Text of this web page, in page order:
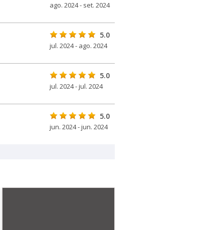
ago. 2024 - set. 2024
5.0
jul. 2024 - ago. 2024
5.0
jul. 2024 - jul. 2024
5.0
jun. 2024 - jun. 2024